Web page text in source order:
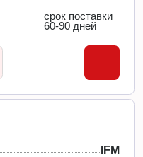
срок поставки
60-90 дней
IFM